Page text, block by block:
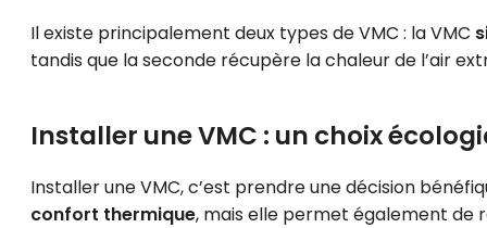
Il existe principalement deux types de VMC : la VMC
tandis que la seconde récupère la chaleur de l’air
Installer une VMC : un choix
Installer une VMC, c’est prendre une décision
confort thermique, mais elle permet également de